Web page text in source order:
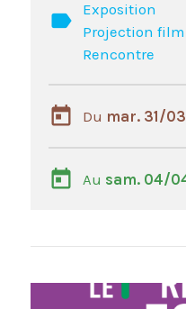
label
Exposition
Projection film
Rencontre
today Du mar. 31/
today Au sam. 04/